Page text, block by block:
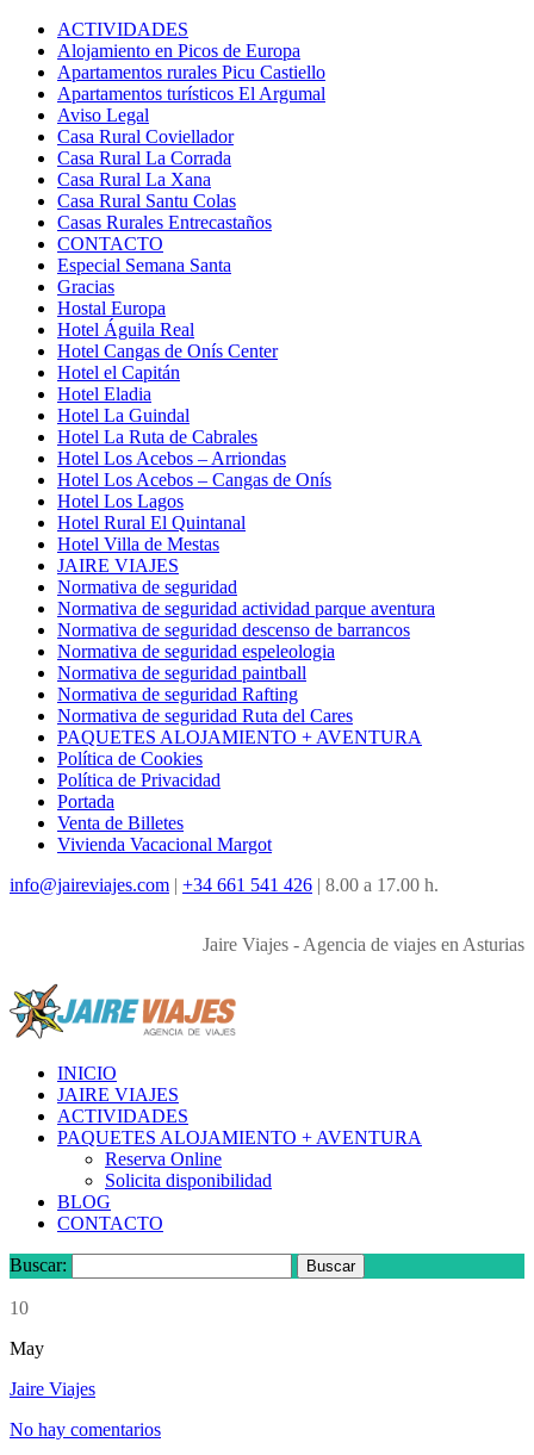
ACTIVIDADES
Alojamiento en Picos de Europa
Apartamentos rurales Picu Castiello
Apartamentos turísticos El Argumal
Aviso Legal
Casa Rural Coviellador
Casa Rural La Corrada
Casa Rural La Xana
Casa Rural Santu Colas
Casas Rurales Entrecastaños
CONTACTO
Especial Semana Santa
Gracias
Hostal Europa
Hotel Águila Real
Hotel Cangas de Onís Center
Hotel el Capitán
Hotel Eladia
Hotel La Guindal
Hotel La Ruta de Cabrales
Hotel Los Acebos – Arriondas
Hotel Los Acebos – Cangas de Onís
Hotel Los Lagos
Hotel Rural El Quintanal
Hotel Villa de Mestas
JAIRE VIAJES
Normativa de seguridad
Normativa de seguridad actividad parque aventura
Normativa de seguridad descenso de barrancos
Normativa de seguridad espeleologia
Normativa de seguridad paintball
Normativa de seguridad Rafting
Normativa de seguridad Ruta del Cares
PAQUETES ALOJAMIENTO + AVENTURA
Política de Cookies
Política de Privacidad
Portada
Venta de Billetes
Vivienda Vacacional Margot
info@jaireviajes.com | +34 661 541 426 | 8.00 a 17.00 h.
Jaire Viajes - Agencia de viajes en Asturias
INICIO
JAIRE VIAJES
ACTIVIDADES
PAQUETES ALOJAMIENTO + AVENTURA
Reserva Online
Solicita disponibilidad
BLOG
CONTACTO
Buscar:
10
May
Jaire Viajes
No hay comentarios